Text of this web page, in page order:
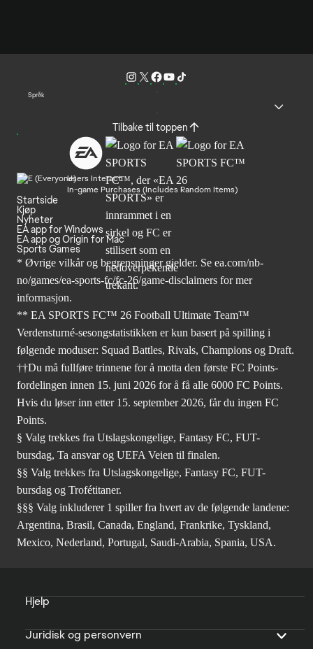
Språk
Tilbake til toppen
Users Interact
In-game Purchases (Includes Random Items)
Startside
Kjøp
Nyheter
EA app for Windows
EA app og Origin for Mac
Sports Games
* Øvrige vilkår og begrensninger gjelder. Se ea.com/nb-
no/games/ea-sports-fc/fc-26/game-disclaimers for mer
informasjon.
** EA SPORTS FC™ 26 Football Ultimate Team™
Verdensturné-sesongstatistikken er kun basert på spilling i
følgende moduser: Squad Battles, Rivals, Champions og Draft.
††Du må fullføre trinnene for å motta den første FC Points-
fordelingen innen 15. juni 2026 for å få alle 6000 FC Points.
Hvis du løser inn etter 15. september 2026, får du ingen FC
Points.
§ Valg trekkes fra Utslagskongelige, Fantasy FC, FUT-
bursdag, Ta ansvar og UEFA Veien til finalen.
§§ Valg trekkes fra Utslagskongelige, Fantasy FC, FUT-
bursdag og Trofétitaner.
§§§ Valg inkluderer 1 spiller fra hvert av de følgende landene:
Argentina, Brasil, Canada, England, Frankrike, Tyskland,
Mexico, Nederland, Portugal, Saudi-Arabia, Spania, USA.
Hjelp
Juridisk og personvern